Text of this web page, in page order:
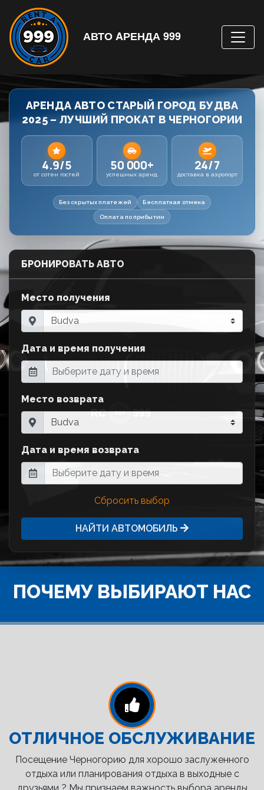
АВТО AРЕНДА 999
АРЕНДА АВТО СТАРЫЙ ГОРОД БУДВА
2025 – ЛУЧШИЙ ПРОКАТ В ЧЕРНОГОРИИ
4.9/5
от сотен гостей
50 000+
успешных аренд
24/7
доставка в аэропорт
Без скрытых платежей Бесплатная отмена
Оплата по прибытии
БРОНИРОВАТЬ АВТО
Место получения
Дата и время получения
Место возврата
Дата и время возврата
Сбросить выбор
НАЙТИ АВТОМОБИЛЬ
ПОЧЕМУ ВЫБИРАЮТ НАС
ОТЛИЧНОЕ ОБСЛУЖИВАНИЕ
Посещение Черногорию для хорошо заслуженного
отдыха или планирования отдыха в выходные с